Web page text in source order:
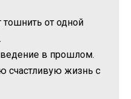
тошнить от одной
в прошлом.
счастливую жизнь с